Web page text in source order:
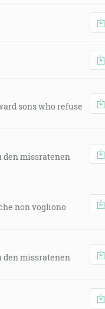
sons who refuse
den missratenen
non vogliono
den missratenen